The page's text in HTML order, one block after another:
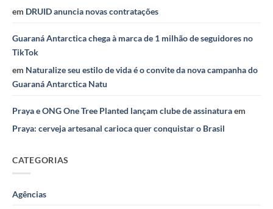
em DRUID anuncia novas contratações
Guaraná Antarctica chega à marca de 1 milhão de seguidores no
TikTok
em Naturalize seu estilo de vida é o convite da nova campanha do
Guaraná Antarctica Natu
Praya e ONG One Tree Planted lançam clube de assinaturaem
Praya: cerveja artesanal carioca quer conquistar o Brasil
CATEGORIAS
Agências